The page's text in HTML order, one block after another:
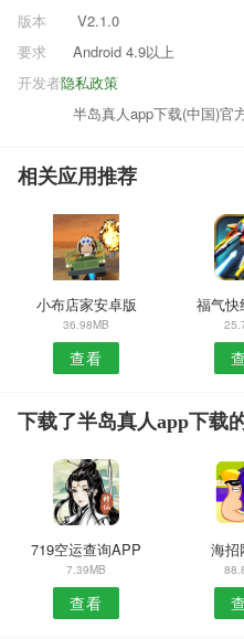
版本
V2.1.0
要求
Android 4.9以上
隐私政策
开发者
半岛真人app下载(中国)官
相关应用推荐
小布店家安卓版
36.98MB
查看
福气快
下载了半岛真人app下载
719空运查询APP
7.39MB
查看
海招